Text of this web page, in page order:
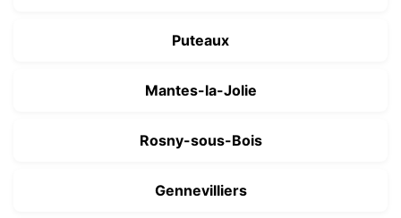
Puteaux
Mantes-la-Jolie
Rosny-sous-Bois
Gennevilliers